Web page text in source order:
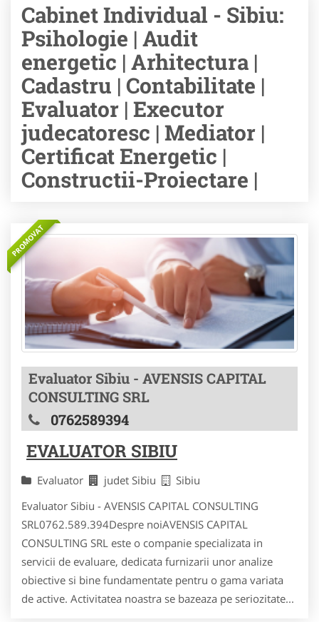
Cabinet Individual - Sibiu:
Psihologie | Audit
energetic | Arhitectura |
Cadastru | Contabilitate |
Evaluator | Executor
judecatoresc | Mediator |
Certificat Energetic |
Constructii-Proiectare |
PROMOVAT
Evaluator Sibiu - AVENSIS CAPITAL
CONSULTING SRL
0762589394
EVALUATOR SIBIU
Evaluator judet Sibiu
Sibiu
Evaluator Sibiu - AVENSIS CAPITAL CONSULTING
SRL0762.589.394Despre noiAVENSIS CAPITAL
CONSULTING SRL este o companie specializata in
servicii de evaluare, dedicata furnizarii unor analize
obiective si bine fundamentate pentru o gama variata
de active. Activitatea noastra se bazeaza pe seriozitate...